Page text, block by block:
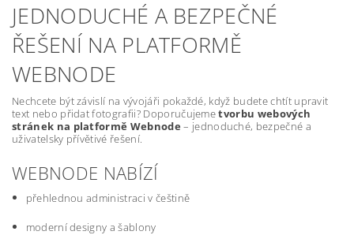
JEDNODUCHÉ A BEZPEČNÉ
ŘEŠENÍ NA PLATFORMĚ
WEBNODE
Nechcete být závislí na vývojáři pokaždé, když budete chtít upravit
text nebo přidat fotografii? Doporučujemetvorbu webových
stránek na platformě Webnode – jednoduché, bezpečné a
uživatelsky přívětivé řešení.
WEBNODE NABÍZÍ
přehlednou administraci v češtině
moderní designy a šablony